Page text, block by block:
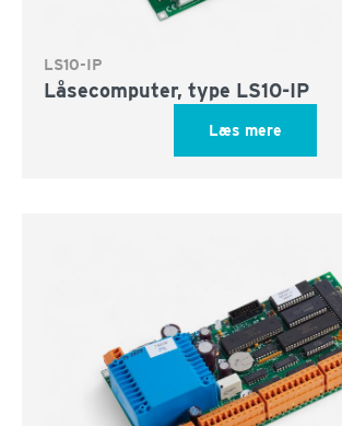
LS10-IP
Låsecomputer, type LS10-IP
Læs mere